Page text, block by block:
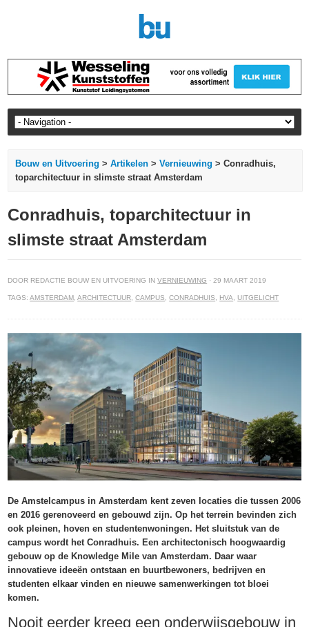
Bouw en Uitvoering >Artikelen >Vernieuwing > Conradhuis,
toparchitectuur in slimste straat Amsterdam
Conradhuis, toparchitectuur in
slimste straat Amsterdam
DOOR REDACTIE BOUW EN UITVOERING INVERNIEUWING · 29 MAART 2019
TAGS:AMSTERDAM,ARCHITECTUUR,CAMPUS,CONRADHUIS, HVA,UITGELICHT
De Amstelcampus in Amsterdam kent zeven locaties die tussen 2006
en 2016 gerenoveerd en gebouwd zijn. Op het terrein bevinden zich
ook pleinen, hoven en studentenwoningen. Het sluitstuk van de
campus wordt het Conradhuis. Een architectonisch hoogwaardig
gebouw op de Knowledge Mile van Amsterdam. Daar waar
innovatieve ideeën ontstaan en buurtbewoners, bedrijven en
studenten elkaar vinden en nieuwe samenwerkingen tot bloei
komen.
Nooit eerder kreeg een onderwijsgebouw in